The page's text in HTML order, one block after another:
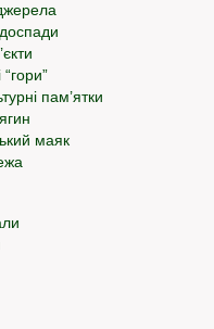
пам’ятки
маяк